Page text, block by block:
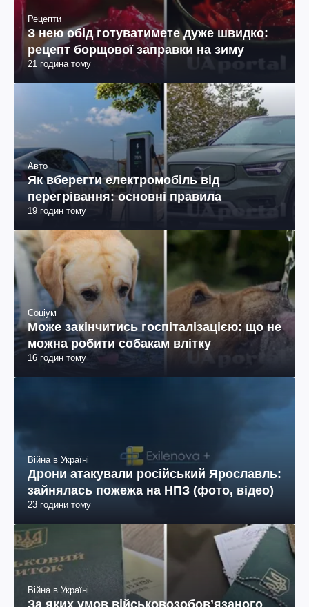
Рецепти
З нею обід готуватимете дуже швидко:
рецепт борщової заправки на зиму
21 година тому
Авто
Як вберегти електромобіль від
перегрівання: основні правила
19 годин тому
Соціум
Може закінчитись госпіталізацією: що не
можна робити собакам влітку
16 годин тому
Війна в Україні
Дрони атакували російський Ярославль:
зайнялась пожежа на НПЗ (фото, відео)
23 години тому
Війна в Україні